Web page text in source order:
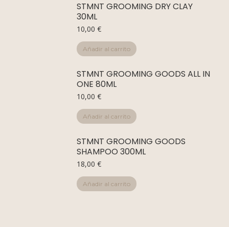
STMNT GROOMING DRY CLAY
30ML
10,00 €
Añadir al carrito
STMNT GROOMING GOODS ALL IN
ONE 80ML
10,00 €
Añadir al carrito
STMNT GROOMING GOODS
SHAMPOO 300ML
18,00 €
Añadir al carrito